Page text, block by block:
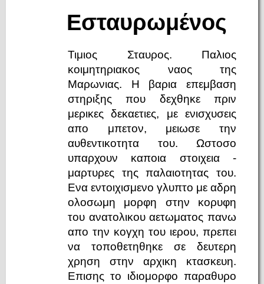
Εσταυρωμένος
Τιμιος Σταυρος. Παλιος
κοιμητηριακος ναος της
Μαρωνιας. Η βαρια επεμβαση
στηριξης που δεχθηκε πριν
μερικες δεκαετιες, με ενισχυσεις
απο μπετον, μειωσε την
αυθεντικοτητα του. Ωστοσο
υπαρχουν καποια στοιχεια -
μαρτυρες της παλαιοτητας του.
Ενα εντοιχισμενο γλυπτο με αδρη
ολοσωμη μορφη στην κορυφη
του ανατολικου αετωματος πανω
απο την κογχη του ιερου, πρεπει
να τοποθετηθηκε σε δευτερη
χρηση στην αρχικη κτασκευη.
Επισης το ιδιομορφο παραθυρο